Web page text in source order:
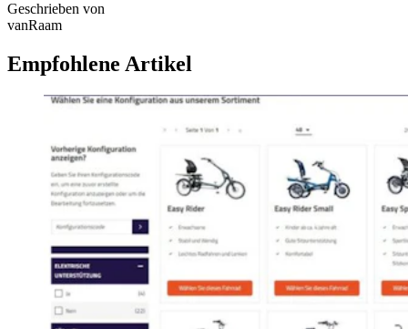
Geschrieben von
vanRaam
Empfohlene Artikel